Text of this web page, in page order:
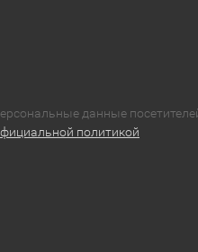
данные
политикой